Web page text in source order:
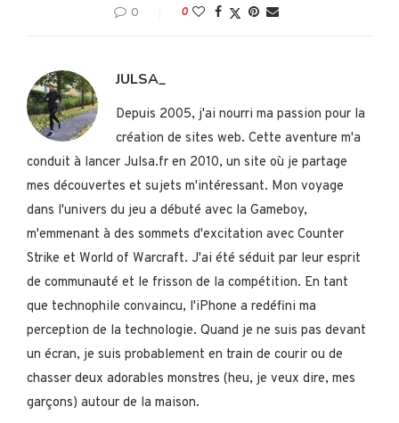
0 0
JULSA_
Depuis 2005, j'ai nourri ma passion pour la
création de sites web. Cette aventure m'a
conduit à lancer Julsa.fr en 2010, un site où je partage
mes découvertes et sujets m'intéressant. Mon voyage
dans l'univers du jeu a débuté avec la Gameboy,
m'emmenant à des sommets d'excitation avec Counter
Strike et World of Warcraft. J'ai été séduit par leur esprit
de communauté et le frisson de la compétition. En tant
que technophile convaincu, l'iPhone a redéfini ma
perception de la technologie. Quand je ne suis pas devant
un écran, je suis probablement en train de courir ou de
chasser deux adorables monstres (heu, je veux dire, mes
garçons) autour de la maison.